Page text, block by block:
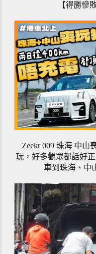
【得勝慘
Zeekr 009 珠海 中山
玩，好多觀眾都話好
車到珠海、中